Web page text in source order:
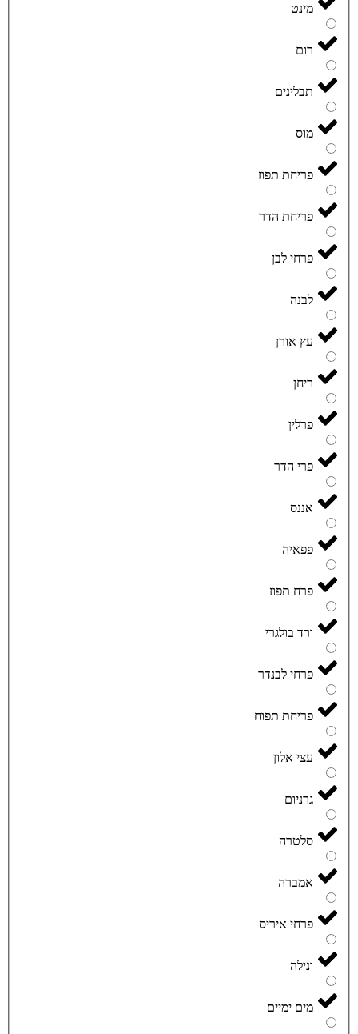
מינט
רום
תבלינים
מוס
פריחת תפוז
פריחת הדר
פרחי לבן
לבנה
עץ אורן
ריחן
פרלין
פרי הדר
אננס
פפאיה
פרח תפוז
ורד בולגרי
פרחי לבנדר
פריחת תפוח
עצי אלון
גרניום
סלטרה
אמברה
פרחי איריס
ונילה
מים ימיים